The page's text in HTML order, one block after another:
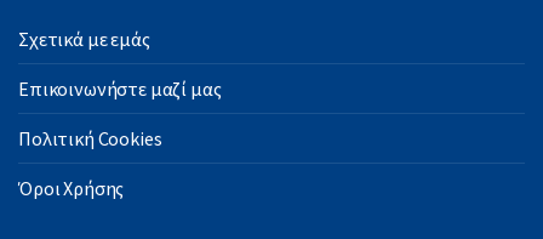
Σχετικά με εμάς
Επικοινωνήστε μαζί μας
Πολιτική Cookies
Όροι Χρήσης